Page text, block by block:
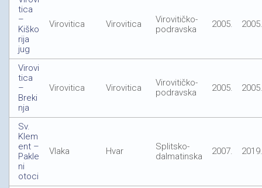
tica
–
Kiško
rija
jug
Virovitica Virovitica
Virovitičko-
podravska
2005. 2005.
Virovi
tica
–
Breki
nja
Virovitica Virovitica
Virovitičko-
podravska
2005. 2005.
Sv.
Klem
ent –
Pakle
ni
otoci
Vlaka Hvar
Splitsko-
dalmatinska
2007. 2019.